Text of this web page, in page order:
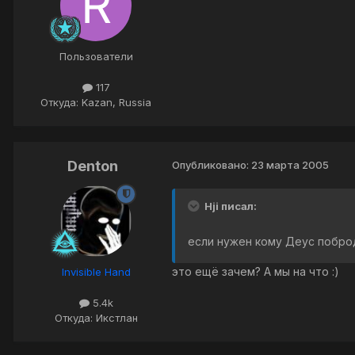
Пользователи
117
Откуда: Kazan, Russia
Denton
Invisible Hand
5.4k
Откуда: Икстлан
Опубликовано: 23 марта 2005
Hji писал:
если нужен кому Деус
это ещё зачем? А мы на что :)